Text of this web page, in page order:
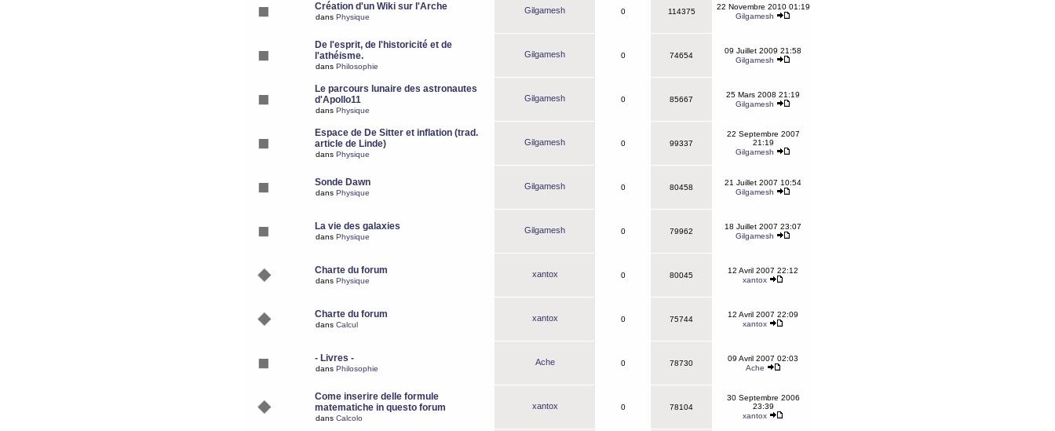
Création d'un Wiki sur l'Arche
dans Physique
Gilgamesh 0 114375
22 Novembre 2010 01:19
Gilgamesh
De l'esprit, de l'historicité et de
l'athéisme.
dans Philosophie
Gilgamesh 0 74654
09 Juillet 2009 21:58
Gilgamesh
Le parcours lunaire des astronautes
d'Apollo11
dans Physique
Gilgamesh 0 85667
25 Mars 2008 21:19
Gilgamesh
Espace de De Sitter et inflation (trad.
article de Linde)
dans Physique
Gilgamesh 0 99337
22 Septembre 2007
21:19
Gilgamesh
Sonde Dawn
dans Physique
Gilgamesh 0 80458
21 Juillet 2007 10:54
Gilgamesh
La vie des galaxies
dans Physique
Gilgamesh 0 79962
18 Juillet 2007 23:07
Gilgamesh
Charte du forum
dans Physique
xantox 0 80045
12 Avril 2007 22:12
xantox
Charte du forum
dans Calcul
xantox 0 75744
12 Avril 2007 22:09
xantox
- Livres -
dans Philosophie
Ache 0 78730
09 Avril 2007 02:03
Ache
Come inserire delle formule
matematiche in questo forum
dans Calcolo
xantox 0 78104
30 Septembre 2006
23:39
xantox